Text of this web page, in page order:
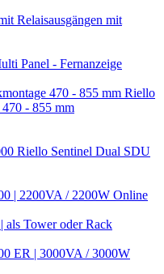
Relaisausgängen mit
Panel - Fernanzeige
Riello
470 - 855 mm
Riello Sentinel Dual SDU
Tower oder Rack